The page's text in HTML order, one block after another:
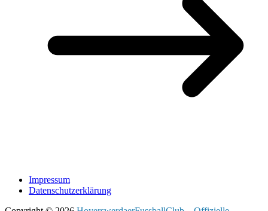
Impressum
Datenschutzerklärung